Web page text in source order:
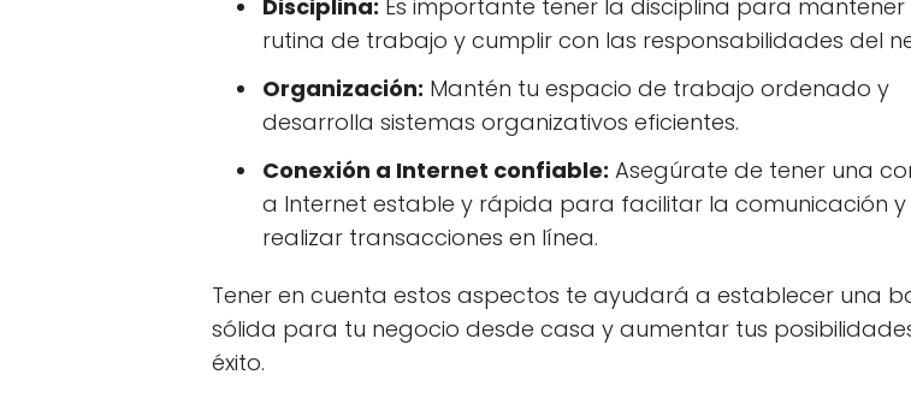
Disciplina: Es importante tener la disciplina para mantener
rutina de trabajo y cumplir con las responsabilidades del
Organización: Mantén tu espacio de trabajo ordenado y
desarrolla sistemas organizativos eficientes.
Conexión a Internet confiable: Asegúrate de tener una
a Internet estable y rápida para facilitar la comunicación y
realizar transacciones en línea.
Tener en cuenta estos aspectos te ayudará a establecer una
sólida para tu negocio desde casa y aumentar tus
éxito.